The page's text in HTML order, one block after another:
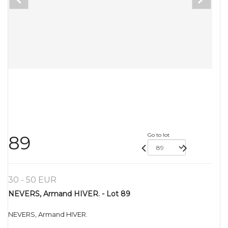
89 Go to lot
30 - 50 EUR
NEVERS, Armand HIVER. - Lot 89
NEVERS, Armand HIVER.